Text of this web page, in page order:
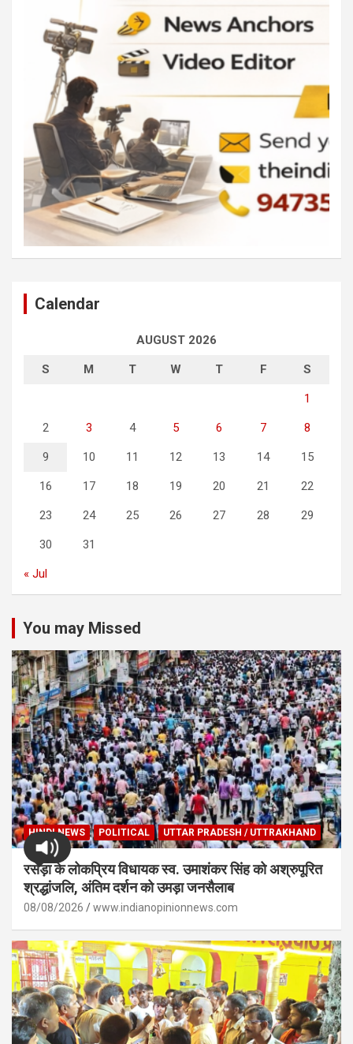
Calendar
AUGUST 2026
S M T W T F S
1
2 3 4 5 6 7 8
9 10 11 12 13 14 15
16 17 18 19 20 21 22
23 24 25 26 27 28 29
30 31
« Jul
You may Missed
HINDI NEWS POLITICAL UTTAR PRADESH / UTTRAKHAND
रसड़ा के लोकप्रिय विधायक स्व. उमाशंकर सिंह को अश्रुपूरित
श्रद्धांजलि, अंतिम दर्शन को उमड़ा जनसैलाब
08/08/2026 www.indianopinionnews.com